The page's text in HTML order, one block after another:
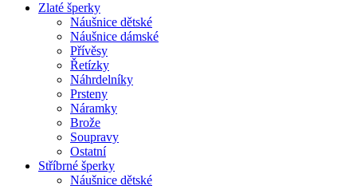
Zlaté šperky
Náušnice dětské
Náušnice dámské
Přívěsy
Řetízky
Náhrdelníky
Prsteny
Náramky
Brože
Soupravy
Ostatní
Stříbrné šperky
Náušnice dětské